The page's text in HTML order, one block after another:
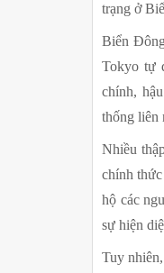
trạng ở
Biển Đông
Tokyo tự
chính,
thống liên
Nhiều
chính
hộ các
sự hiện
Tuy